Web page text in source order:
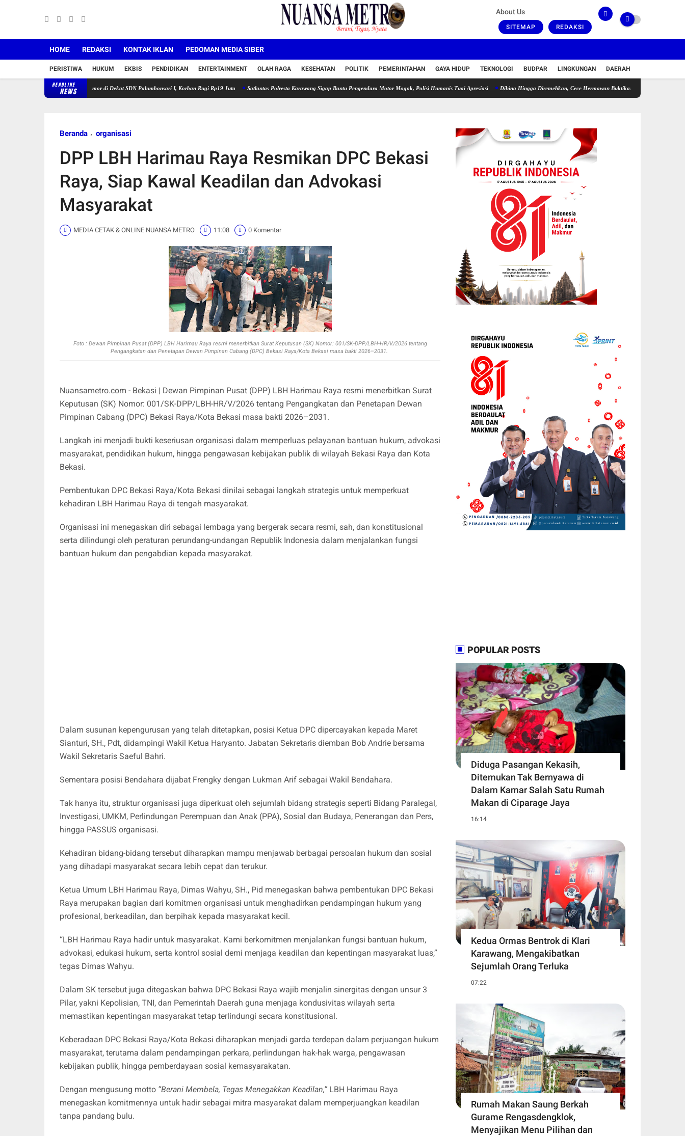
About Us
SITEMAP REDAKSI
HOME REDAKSI KONTAK IKLAN PEDOMAN MEDIA SIBER
PERISTIWA HUKUM EKBIS PENDIDIKAN ENTERTAINMENT OLAH RAGA KESEHATAN POLITIK PEMERINTAHAN GAYA HIDUP TEKNOLOGI BUDPAR LINGKUNGAN DAERAH
HEADLINE
NEWS
Buru Pelaku Curanmor di Dekat SDN Palumbonsari I, Korban Rugi Rp19 Juta Satlantas Polresta Karawang Sigap Bantu Pengendara Motor Mogok, Polisi Humanis Tuai Apresiasi Dihina Hingga Diremehkan, Cece Hermawan Buktikan Kepemimpinan Humanis
Beranda organisasi
DPP LBH Harimau Raya Resmikan DPC Bekasi
Raya, Siap Kawal Keadilan dan Advokasi
Masyarakat
MEDIA CETAK & ONLINE NUANSA METRO 11:08 0 Komentar
Foto : Dewan Pimpinan Pusat (DPP) LBH Harimau Raya resmi menerbitkan Surat Keputusan (SK) Nomor: 001/SK-DPP/LBH-HR/V/2026 tentang
Pengangkatan dan Penetapan Dewan Pimpinan Cabang (DPC) Bekasi Raya/Kota Bekasi masa bakti 2026–2031.
Nuansametro.com - Bekasi | Dewan Pimpinan Pusat (DPP) LBH Harimau Raya resmi menerbitkan Surat
Keputusan (SK) Nomor: 001/SK-DPP/LBH-HR/V/2026 tentang Pengangkatan dan Penetapan Dewan
Pimpinan Cabang (DPC) Bekasi Raya/Kota Bekasi masa bakti 2026–2031.
Langkah ini menjadi bukti keseriusan organisasi dalam memperluas pelayanan bantuan hukum, advokasi
masyarakat, pendidikan hukum, hingga pengawasan kebijakan publik di wilayah Bekasi Raya dan Kota
Bekasi.
Pembentukan DPC Bekasi Raya/Kota Bekasi dinilai sebagai langkah strategis untuk memperkuat
kehadiran LBH Harimau Raya di tengah masyarakat.
Organisasi ini menegaskan diri sebagai lembaga yang bergerak secara resmi, sah, dan konstitusional
serta dilindungi oleh peraturan perundang-undangan Republik Indonesia dalam menjalankan fungsi
bantuan hukum dan pengabdian kepada masyarakat.
Dalam susunan kepengurusan yang telah ditetapkan, posisi Ketua DPC dipercayakan kepada Maret
Sianturi, SH., Pdt, didampingi Wakil Ketua Haryanto. Jabatan Sekretaris diemban Bob Andrie bersama
Wakil Sekretaris Saeful Bahri.
Sementara posisi Bendahara dijabat Frengky dengan Lukman Arif sebagai Wakil Bendahara.
Tak hanya itu, struktur organisasi juga diperkuat oleh sejumlah bidang strategis seperti Bidang Paralegal,
Investigasi, UMKM, Perlindungan Perempuan dan Anak (PPA), Sosial dan Budaya, Penerangan dan Pers,
hingga PASSUS organisasi.
Kehadiran bidang-bidang tersebut diharapkan mampu menjawab berbagai persoalan hukum dan sosial
yang dihadapi masyarakat secara lebih cepat dan terukur.
Ketua Umum LBH Harimau Raya, Dimas Wahyu, SH., Pid menegaskan bahwa pembentukan DPC Bekasi
Raya merupakan bagian dari komitmen organisasi untuk menghadirkan pendampingan hukum yang
profesional, berkeadilan, dan berpihak kepada masyarakat kecil.
“LBH Harimau Raya hadir untuk masyarakat. Kami berkomitmen menjalankan fungsi bantuan hukum,
advokasi, edukasi hukum, serta kontrol sosial demi menjaga keadilan dan kepentingan masyarakat luas,”
tegas Dimas Wahyu.
Dalam SK tersebut juga ditegaskan bahwa DPC Bekasi Raya wajib menjalin sinergitas dengan unsur 3
Pilar, yakni Kepolisian, TNI, dan Pemerintah Daerah guna menjaga kondusivitas wilayah serta
memastikan kepentingan masyarakat tetap terlindungi secara konstitusional.
Keberadaan DPC Bekasi Raya/Kota Bekasi diharapkan menjadi garda terdepan dalam perjuangan hukum
masyarakat, terutama dalam pendampingan perkara, perlindungan hak-hak warga, pengawasan
kebijakan publik, hingga pemberdayaan sosial kemasyarakatan.
Dengan mengusung motto “Berani Membela, Tegas Menegakkan Keadilan,” LBH Harimau Raya
menegaskan komitmennya untuk hadir sebagai mitra masyarakat dalam memperjuangkan keadilan
tanpa pandang bulu.
POPULAR POSTS
Diduga Pasangan Kekasih,
Ditemukan Tak Bernyawa di
Dalam Kamar Salah Satu Rumah
Makan di Ciparage Jaya
16:14
Kedua Ormas Bentrok di Klari
Karawang, Mengakibatkan
Sejumlah Orang Terluka
07:22
Rumah Makan Saung Berkah
Gurame Rengasdengklok,
Menyajikan Menu Pilihan dan